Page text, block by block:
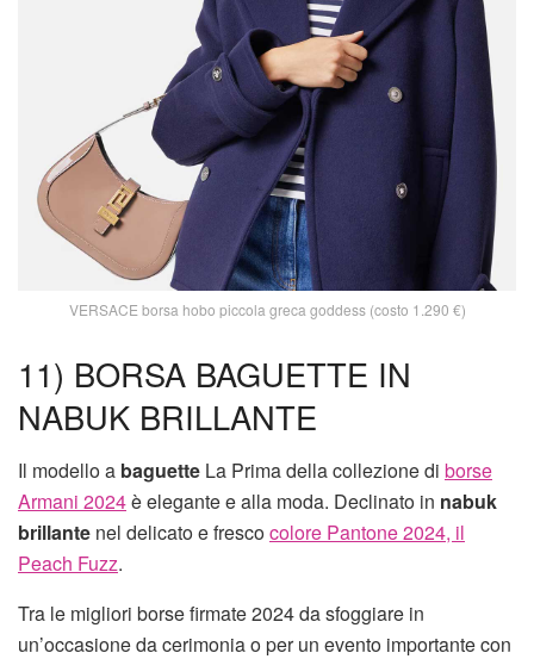
VERSACE borsa hobo piccola greca goddess (costo 1.290 €)
11) BORSA BAGUETTE IN
NABUK BRILLANTE
Il modello a baguette La Prima della collezione di borse
Armani 2024è elegante e alla moda. Declinato in nabuk
brillante nel delicato e frescocolore Pantone 2024, il
Peach Fuzz.
Tra le migliori borse firmate 2024 da sfoggiare in
un’occasione da cerimonia o per un evento importante con